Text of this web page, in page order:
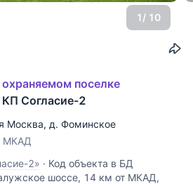
1/ 10
поселке
КП Согласие-2
Москва, д. Фоминское
МКАД
2» · Код объекта в БД
шоссе, 14 км от МКАД,